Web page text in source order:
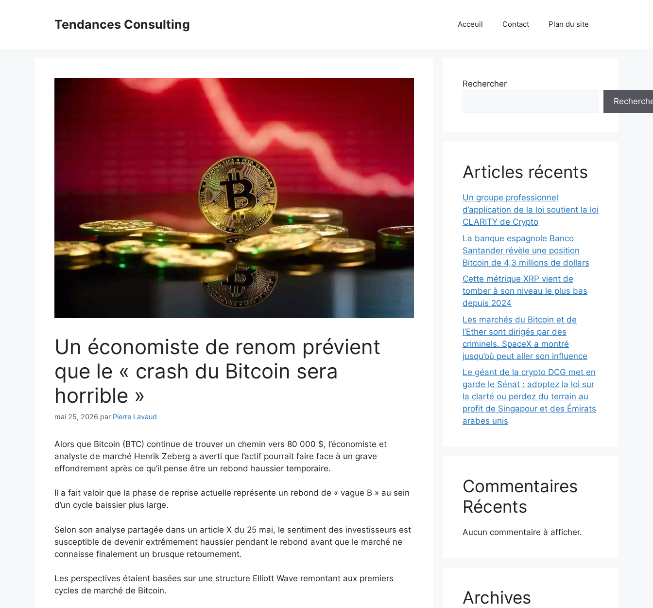
Tendances Consulting Acceuil Contact Plan du site
Un économiste de renom prévient
que le « crash du Bitcoin sera
horrible »
mai 25, 2026 par Pierre Lavaud
Alors que Bitcoin (BTC) continue de trouver un chemin vers 80 000 $, l’économiste et
analyste de marché Henrik Zeberg a averti que l’actif pourrait faire face à un grave
effondrement après ce qu’il pense être un rebond haussier temporaire.
Il a fait valoir que la phase de reprise actuelle représente un rebond de « vague B » au sein
d’un cycle baissier plus large.
Selon son analyse partagée dans un article X du 25 mai, le sentiment des investisseurs est
susceptible de devenir extrêmement haussier pendant le rebond avant que le marché ne
connaisse finalement un brusque retournement.
Les perspectives étaient basées sur une structure Elliott Wave remontant aux premiers
cycles de marché de Bitcoin.
Rechercher
Articles récents
Un groupe professionnel
d’application de la loi soutient la loi
CLARITY de Crypto
La banque espagnole Banco
Santander révèle une position
Bitcoin de 4,3 millions de dollars
Cette métrique XRP vient de
tomber à son niveau le plus bas
depuis 2024
Les marchés du Bitcoin et de
l’Ether sont dirigés par des
criminels. SpaceX a montré
jusqu’où peut aller son influence
Le géant de la crypto DCG met en
garde le Sénat : adoptez la loi sur
la clarté ou perdez du terrain au
profit de Singapour et des Émirats
arabes unis
Commentaires
Récents
Aucun commentaire à afficher.
Archives